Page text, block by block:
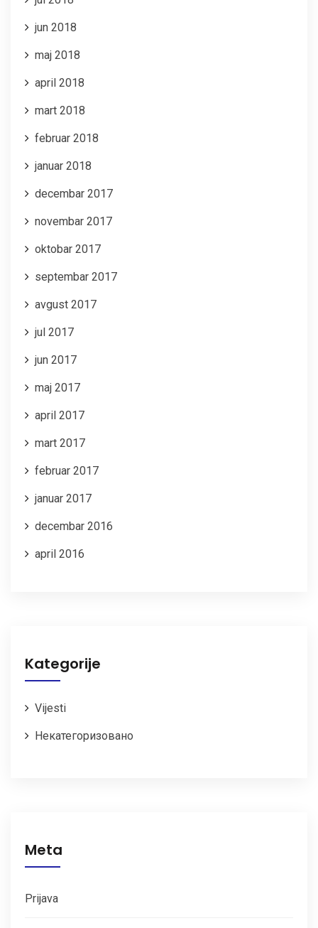
jun 2018
maj 2018
april 2018
mart 2018
februar 2018
januar 2018
decembar 2017
novembar 2017
oktobar 2017
septembar 2017
avgust 2017
jul 2017
jun 2017
maj 2017
april 2017
mart 2017
februar 2017
januar 2017
decembar 2016
april 2016
Kategorije
Vijesti
Некатегоризовано
Meta
Prijava